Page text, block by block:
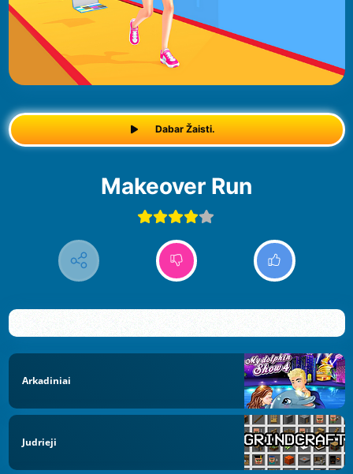
Dabar Žaisti.
Makeover Run
Arkadiniai
Judrieji